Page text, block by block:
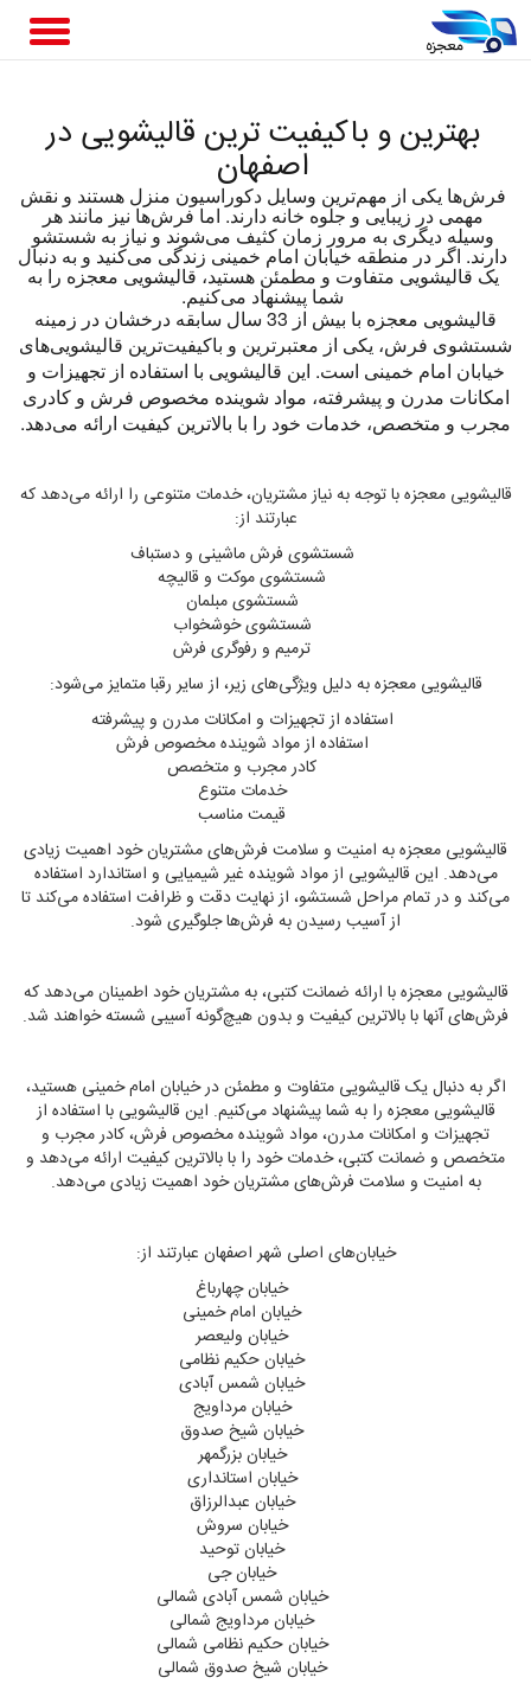
بهترین و باکیفیت ترین قالیشویی در
اصفهان
فرش‌ها یکی از مهم‌ترین وسایل دکوراسیون منزل هستند و نقش
مهمی در زیبایی و جلوه خانه دارند. اما فرش‌ها نیز مانند هر
وسیله دیگری به مرور زمان کثیف می‌شوند و نیاز به شستشو
دارند. اگر در منطقه خیابان امام خمینی زندگی می‌کنید و به دنبال
یک قالیشویی متفاوت و مطمئن هستید، قالیشویی معجزه را به
شما پیشنهاد می‌کنیم.
قالیشویی معجزه با بیش از 33 سال سابقه درخشان در زمینه
شستشوی فرش، یکی از معتبرترین و باکیفیت‌ترین قالیشویی‌های
خیابان امام خمینی است. این قالیشویی با استفاده از تجهیزات و
امکانات مدرن و پیشرفته، مواد شوینده مخصوص فرش و کادری
مجرب و متخصص، خدمات خود را با بالاترین کیفیت ارائه می‌دهد.
قالیشویی معجزه با توجه به نیاز مشتریان، خدمات متنوعی را ارائه می‌دهد که
عبارتند از:
شستشوی فرش ماشینی و دستباف
شستشوی موکت و قالیچه
شستشوی مبلمان
شستشوی خوشخواب
ترمیم و رفوگری فرش
قالیشویی معجزه به دلیل ویژگی‌های زیر، از سایر رقبا متمایز می‌شود:
استفاده از تجهیزات و امکانات مدرن و پیشرفته
استفاده از مواد شوینده مخصوص فرش
کادر مجرب و متخصص
خدمات متنوع
قیمت مناسب
قالیشویی معجزه به امنیت و سلامت فرش‌های مشتریان خود اهمیت زیادی
می‌دهد. این قالیشویی از مواد شوینده غیر شیمیایی و استاندارد استفاده
می‌کند و در تمام مراحل شستشو، از نهایت دقت و ظرافت استفاده می‌کند تا
از آسیب رسیدن به فرش‌ها جلوگیری شود.
قالیشویی معجزه با ارائه ضمانت کتبی، به مشتریان خود اطمینان می‌دهد که
فرش‌های آنها با بالاترین کیفیت و بدون هیچ‌گونه آسیبی شسته خواهند شد.
اگر به دنبال یک قالیشویی متفاوت و مطمئن در خیابان امام خمینی هستید،
قالیشویی معجزه را به شما پیشنهاد می‌کنیم. این قالیشویی با استفاده از
تجهیزات و امکانات مدرن، مواد شوینده مخصوص فرش، کادر مجرب و
متخصص و ضمانت کتبی، خدمات خود را با بالاترین کیفیت ارائه می‌دهد و
به امنیت و سلامت فرش‌های مشتریان خود اهمیت زیادی می‌دهد.
خیابان‌های اصلی شهر اصفهان عبارتند از:
خیابان چهارباغ
خیابان امام خمینی
خیابان ولیعصر
خیابان حکیم نظامی
خیابان شمس آبادی
خیابان مرداویج
خیابان شیخ صدوق
خیابان بزرگمهر
خیابان استانداری
خیابان عبدالرزاق
خیابان سروش
خیابان توحید
خیابان جی
خیابان شمس آبادی شمالی
خیابان مرداویج شمالی
خیابان حکیم نظامی شمالی
خیابان شیخ صدوق شمالی